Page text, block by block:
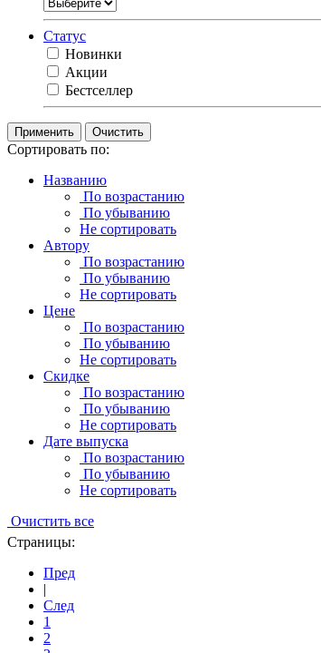
Статус
Новинки
Акции
Бестселлер
Очистить
Сортировать по:
Названию
По возрастанию
По убыванию
Не сортировать
Автору
По возрастанию
По убыванию
Не сортировать
Цене
По возрастанию
По убыванию
Не сортировать
Скидке
По возрастанию
По убыванию
Не сортировать
Дате выпуска
По возрастанию
По убыванию
Не сортировать
Очистить все
Страницы:
Пред
|
След
1
2